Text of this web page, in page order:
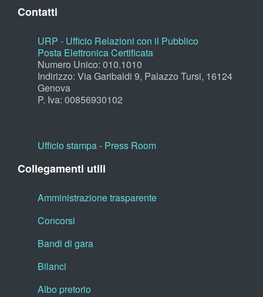
Contatti
URP - Ufficio Relazioni con il Pubblico
Posta Elettronica Certificata
Numero Unico: 010.1010
Indirizzo: Via Garibaldi 9, Palazzo Tursi, 16124
Genova
P. Iva: 00856930102
Ufficio stampa - Press Room
Collegamenti utili
Amministrazione trasparente
Concorsi
Bandi di gara
Bilanci
Albo pretorio